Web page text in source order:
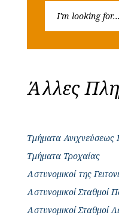
Άλλες
Τμήματα Ανιχνεύσεως
Τμήματα Τροχαίας
Αστυνομικοί της
Αστυνομικοί Σταθμοί
Αστυνομικοί Σταθμοί